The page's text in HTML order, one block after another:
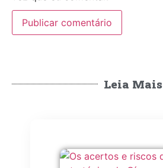
Leia Mais